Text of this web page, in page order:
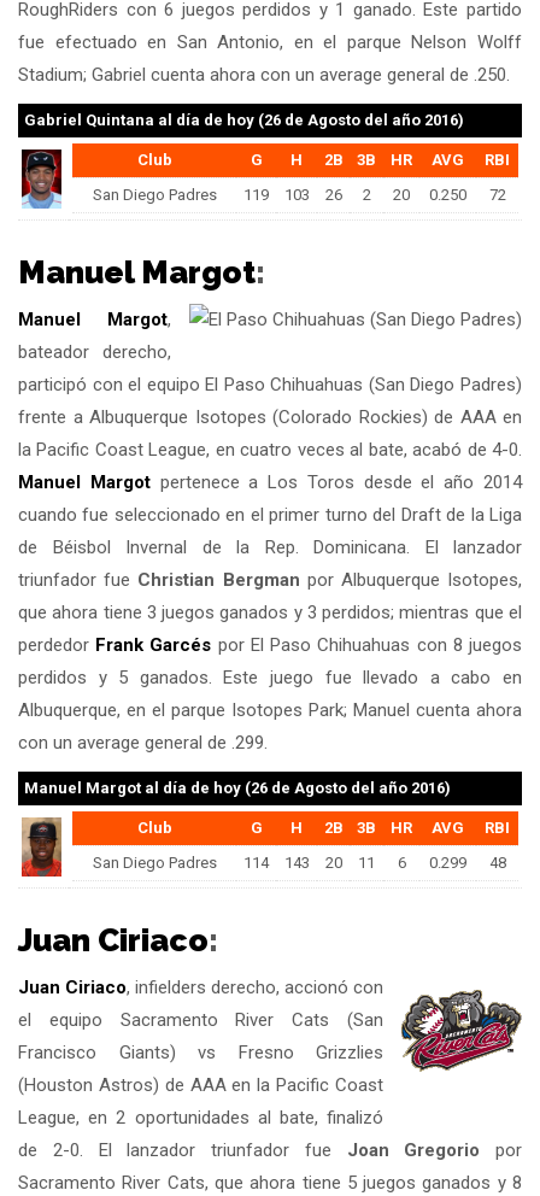
RoughRiders con 6 juegos perdidos y 1 ganado. Este partido
fue efectuado en San Antonio, en el parque Nelson Wolff
Stadium; Gabriel cuenta ahora con un average general de .250.
Gabriel Quintana al día de hoy (26 de Agosto del año 2016)
Club G H 2B 3B HR AVG
RBI
San Diego Padres
119 103 26 2 20 0.250 72
Manuel Margot:
Manuel Margot,
bateador derecho,
participó con el equipo El Paso Chihuahuas (San Diego Padres)
frente a Albuquerque Isotopes (Colorado Rockies) de AAA en
la Pacific Coast League, en cuatro veces al bate, acabó de 4-0.
Manuel Margotpertenece a Los Toros desde el año 2014
cuando fue seleccionado en el primer turno del Draft de la Liga
de Béisbol Invernal de la Rep. Dominicana. El lanzador
triunfador fue Christian Bergman por Albuquerque Isotopes,
que ahora tiene 3 juegos ganados y 3 perdidos; mientras que el
perdedor Frank Garcés por El Paso Chihuahuas con 8 juegos
perdidos y 5 ganados. Este juego fue llevado a cabo en
Albuquerque, en el parque Isotopes Park; Manuel cuenta ahora
con un average general de .299.
Manuel Margot al día de hoy (26 de Agosto del año 2016)
Club G H 2B 3B HR AVG
RBI
San Diego Padres
114 143 20 11 6 0.299 48
Juan Ciriaco:
Juan Ciriaco, infielders derecho, accionó con
el equipo Sacramento River Cats (San
Francisco Giants) vs Fresno Grizzlies
(Houston Astros) de AAA en la Pacific Coast
League, en 2 oportunidades al bate, finalizó
de 2-0. El lanzador triunfador fue Joan Gregorio por
Sacramento River Cats, que ahora tiene 5 juegos ganados y 8